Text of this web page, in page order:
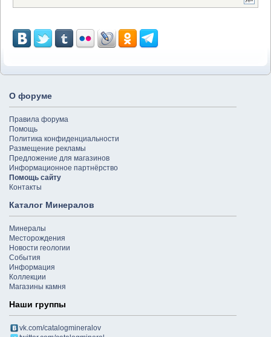
О форуме
Правила форума
Помощь
Политика конфиденциальности
Размещение рекламы
Предложение для магазинов
Информационное партнёрство
Помощь сайту
Контакты
Каталог Минералов
Минералы
Месторождения
Новости геологии
События
Информация
Коллекции
Магазины камня
Наши группы
vk.com/catalogmineralov